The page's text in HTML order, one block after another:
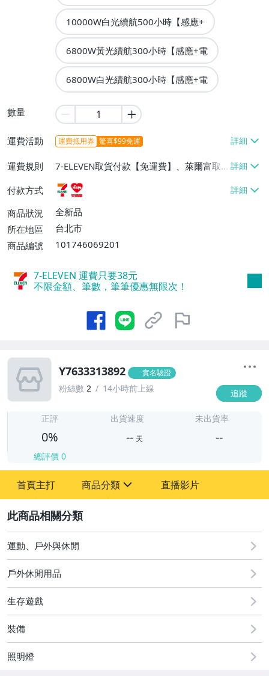
10000W白光續航500小時【感應+
6800W黃光續航300小時【感應+電
6800W白光續航300小時【感應+電
數量
運費活動 運費抵用券 驚喜$99免運
運費規則
7-ELEVEN取貨付款【免運費】、萊爾富取
貨付款【免運費】
付款方式
商品狀況
全新品
所在地區
台北市
商品編號
101746069201
7-ELEVEN 運費只要38元
不限金額、筆數，筆筆優惠無限次！
Y7633313892 實名驗證
粉絲數 2 14小時前上線 追蹤
正評
0%
總評價 0
出貨速度
-- 天
未出貨率
--
首頁主打 商品分類
圖書/影音/文具
古董、藝術與礦石
手機、配件與通訊
美容保養與彩妝
電腦、平板與周邊
直播影片
運動、戶外與休閒
戶外休閒用品
生存遊戲
裝備
照明燈